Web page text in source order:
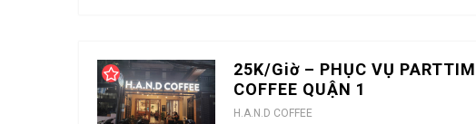
25K/Giờ – PHỤC VỤ
COFFEE QUẬN 1
H.A.N.D COFFEE